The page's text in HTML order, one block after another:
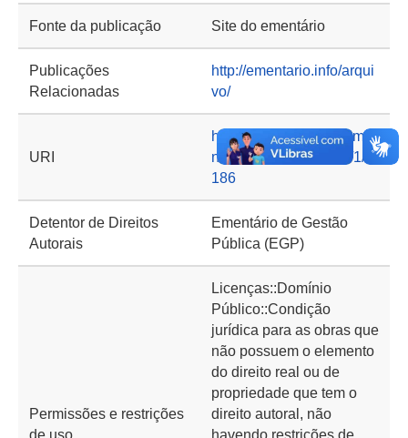
Fonte da publicação Site do ementário
Publicações
Relacionadas
http://ementario.info/arqui
vo/
URI
https://basedeconhecime
nto.cgu.gov.br/handle/1/9
186
Detentor de Direitos
Autorais
Ementário de Gestão
Pública (EGP)
Permissões e restrições
de uso
Licenças::Domínio
Público::Condição
jurídica para as obras que
não possuem o elemento
do direito real ou de
propriedade que tem o
direito autoral, não
havendo restrições de